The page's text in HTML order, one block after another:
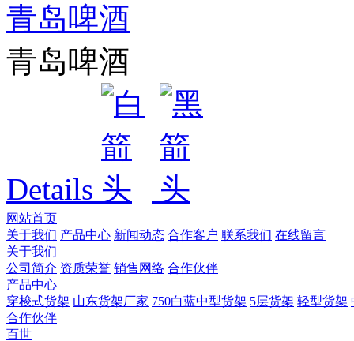
青岛啤酒
青岛啤酒
Details
网站首页
关于我们 产品中心 新闻动态 合作客户 联系我们 在线留言
关于我们
公司简介 资质荣誉 销售网络 合作伙伴
产品中心
穿梭式货架 山东货架厂家 750白蓝中型货架 5层货架 轻型货架
合作伙伴
百世